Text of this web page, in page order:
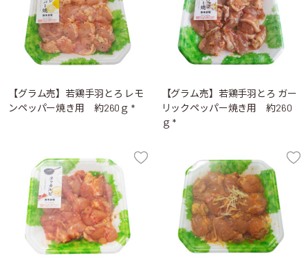
【グラム売】若鶏手羽とろ レモ
ンペッパー焼き用 約260ｇ *
【グラム売】若鶏手羽とろ ガー
リックペッパー焼き用 約260
ｇ *